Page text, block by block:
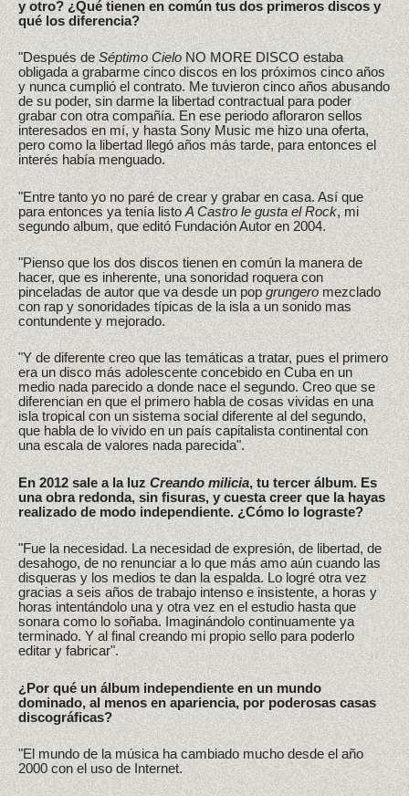
y otro? ¿Qué tienen en común tus dos primeros discos y
qué los diferencia?
"Después de Séptimo CieloNO MORE DISCO estaba
obligada a grabarme cinco discos en los próximos cinco años
y nunca cumplió el contrato. Me tuvieron cinco años abusando
de su poder, sin darme la libertad contractual para poder
grabar con otra compañía. En ese periodo afloraron sellos
interesados en mí, y hasta Sony Music me hizo una oferta,
pero como la libertad llegó años más tarde, para entonces el
interés había menguado.
"Entre tanto yo no paré de crear y grabar en casa. Así que
para entonces ya tenía listoA Castro le gusta el Rock, mi
segundo album, que editó Fundación Autor en 2004.
"Pienso que los dos discos tienen en común la manera de
hacer, que es inherente, una sonoridad roquera con
pinceladas de autor que va desde un popgrungero mezclado
con rap y sonoridades típicas de la isla a un sonido mas
contundente y mejorado.
"Y de diferente creo que las temáticas a tratar, pues el primero
era un disco más adolescente concebido en Cuba en un
medio nada parecido a donde nace el segundo. Creo que se
diferencian en que el primero habla de cosas vividas en una
isla tropical con un sistema social diferente al del segundo,
que habla de lo vivido en un país capitalista continental con
una escala de valores nada parecida".
En 2012 sale a la luzCreando milicia, tu tercer álbum. Es
una obra redonda, sin fisuras, y cuesta creer que la hayas
realizado de modo independiente. ¿Cómo lo lograste?
"Fue la necesidad. La necesidad de expresión, de libertad, de
desahogo, de no renunciar a lo que más amo aún cuando las
disqueras y los medios te dan la espalda. Lo logré otra vez
gracias a seis años de trabajo intenso e insistente, a horas y
horas intentándolo una y otra vez en el estudio hasta que
sonara como lo soñaba. Imaginándolo continuamente ya
terminado. Y al final creando mi propio sello para poderlo
editar y fabricar".
¿Por qué un álbum independiente en un mundo
dominado, al menos en apariencia, por poderosas casas
discográficas?
"El mundo de la música ha cambiado mucho desde el año
2000 con el uso de Internet.